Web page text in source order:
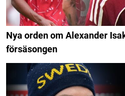
Nya orden om Alexander
försäsongen